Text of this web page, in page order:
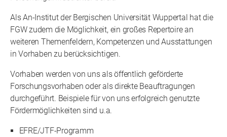
Als An-Institut der Bergischen Universität Wuppertal hat die
FGW zudem die Möglichkeit, ein großes Repertoire an
weiteren Themenfeldern, Kompetenzen und Ausstattungen
in Vorhaben zu berücksichtigen.
Vorhaben werden von uns als öffentlich geförderte
Forschungsvorhaben oder als direkte Beauftragungen
durchgeführt. Beispiele für von uns erfolgreich genutzte
Fördermöglichkeiten sind u.a.
EFRE/JTF-Programm